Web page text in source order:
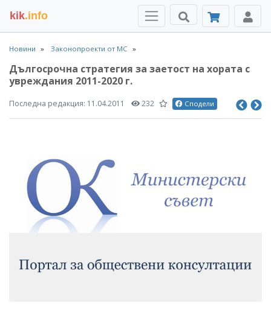
kik.info
Новини Законопроекти от МС
Дългосрочна стратегия за заетост на хората с
увреждания 2011-2020 г.
Последна редакция: 11.04.2011 232 Сподели